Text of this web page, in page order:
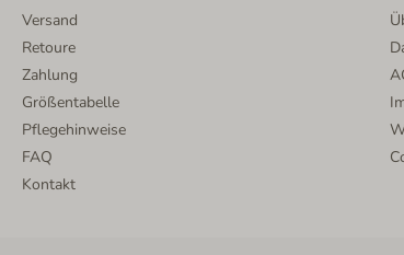
Versand
Retoure
Zahlung
Größentabelle
Pflegehinweise
FAQ
Kontakt